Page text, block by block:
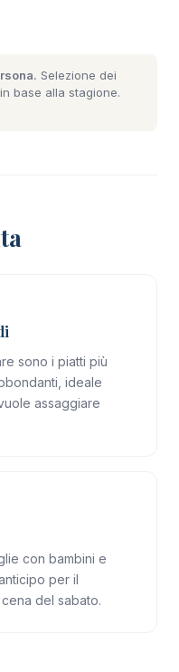
Selezione dei
base alla stagione.
sono i piatti più
ideale
assaggiare
con bambini e
per il
del sabato.